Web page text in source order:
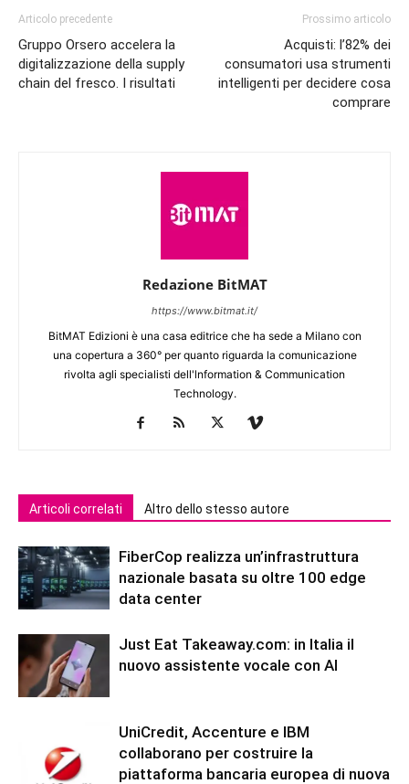
Articolo precedente
Gruppo Orsero accelera la
digitalizzazione della supply
chain del fresco. I risultati
Prossimo articolo
Acquisti: l’82% dei
consumatori usa strumenti
intelligenti per decidere cosa
comprare
Redazione BitMAT
https://www.bitmat.it/
BitMAT Edizioni è una casa editrice che ha sede a Milano con
una copertura a 360° per quanto riguarda la comunicazione
rivolta agli specialisti dell'lnformation & Communication
Technology.
Articoli correlati Altro dello stesso autore
FiberCop realizza un’infrastruttura
nazionale basata su oltre 100 edge
data center
Just Eat Takeaway.com: in Italia il
nuovo assistente vocale con AI
UniCredit, Accenture e IBM
collaborano per costruire la
piattaforma bancaria europea di nuova